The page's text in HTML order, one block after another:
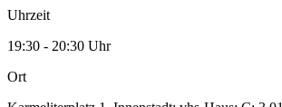
Uhrzeit
19:30 - 20:30 Uhr
Ort